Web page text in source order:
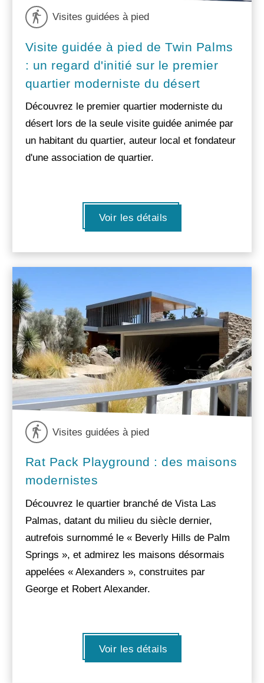
Visites guidées à pied
Visite guidée à pied de Twin Palms
: un regard d'initié sur le premier
quartier moderniste du désert
Découvrez le premier quartier moderniste du
désert lors de la seule visite guidée animée par
un habitant du quartier, auteur local et fondateur
d'une association de quartier.
Voir les détails
Visites guidées à pied
Rat Pack Playground : des maisons
modernistes
Découvrez le quartier branché de Vista Las
Palmas, datant du milieu du siècle dernier,
autrefois surnommé le « Beverly Hills de Palm
Springs », et admirez les maisons désormais
appelées « Alexanders », construites par
George et Robert Alexander.
Voir les détails